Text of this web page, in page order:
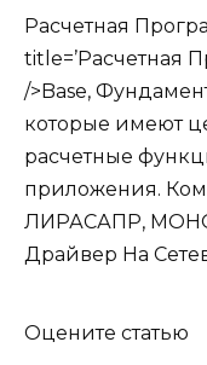
Расчетная
title=’Расчетная
/>Base,
которые имеют
расчетные
приложения.
ЛИРАСАПР,
Драйвер На
Оцените статью